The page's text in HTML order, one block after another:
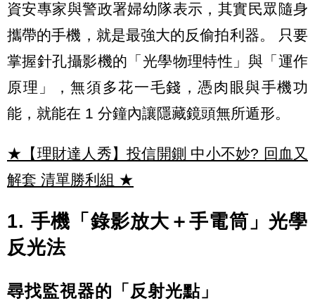
資安專家與警政署婦幼隊表示，其實 民眾隨身
攜帶的手機，就是最強大的反偷拍利器。
只要
掌握針孔攝影機的「光學物理特性」與「運作
原理」，無須多花一毛錢，憑肉眼與手機功
能，就能在 1 分鐘內讓隱藏鏡頭無所遁形。
★【理財達人秀】投信開鍘 中小不妙? 回血又
解套 清單勝利組 ★
1. 手機「錄影放大＋手電筒」光學
反光法
尋找監視器的「反射光點」